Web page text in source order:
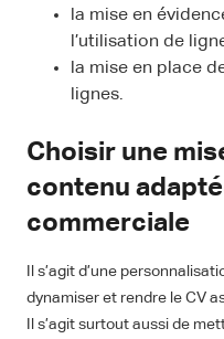
la mise en
l’utilisation de
la mise en place
lignes.
Choisir une
contenu
commerciale
Il s’agit d’une
dynamiser et rendre le CV
Il s’agit surtout aussi de